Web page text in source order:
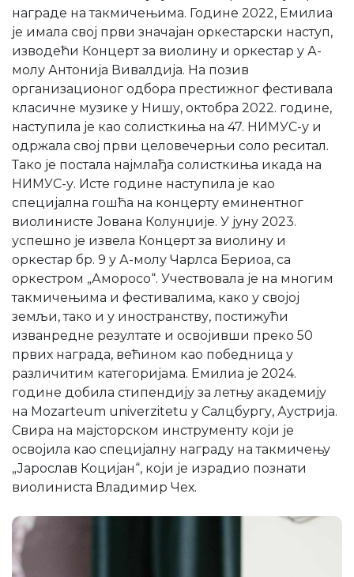
награде на такмичењима. Године 2022, Емилиа
је имала свој први значајан оркестарски наступ,
изводећи Концерт за виолину и оркестар у А-
молу Антонија Вивалдија. На позив
организационог одбора престижног фестивала
класичне музике у Нишу, октобра 2022. године,
наступила је као солисткиња на 47. НИМУС-у и
одржала свој први целовечерњи соло реситал.
Тако је постала најмлађа солисткиња икада на
НИМУС-у. Исте године наступила је као
специјална гошћа на концерту еминентног
виолинисте Јована Колунџије. У јуну 2023.
успешно је извела Концерт за виолину и
оркестар бр. 9 у А-молу Чарлса Бериоа, са
оркестром „Аморосо“. Учествовала је на многим
такмичењима и фестивалима, како у својој
земљи, тако и у иностранству, постижући
изванредне резултате и освојивши преко 50
првих награда, већином као победница у
различитим категоријама. Емилиа је 2024.
године добила стипендију за летњу академију
на Mozarteum univerzitetu у Салцбургу, Аустрија.
Свира на мајсторском инструменту који је
освојила као специјалну награду на такмичењу
„Јарослав Коцијан“, који је израдио познати
виолиниста Владимир Чех.